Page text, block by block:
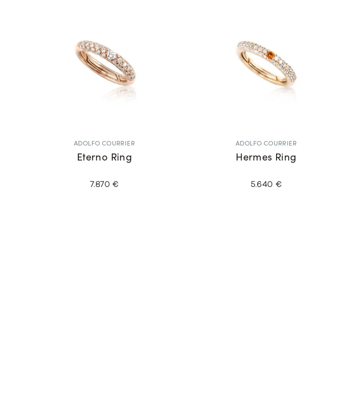
ADOLFO COURRIER
Eterno Ring
7.870 €
ADOLFO COURRIER
Hermes Ring
5.640 €